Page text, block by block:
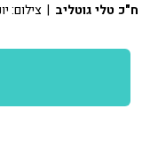
ח"כ טלי גוטליב | צילום: